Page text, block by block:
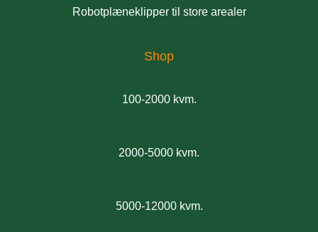
Robotplæneklipper til store arealer
Shop
100-2000 kvm.
2000-5000 kvm.
5000-12000 kvm.